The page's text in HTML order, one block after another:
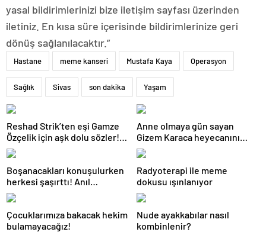
yasal bildirimlerinizi bize iletişim sayfası üzerinden
iletiniz. En kısa süre içerisinde bildirimlerinize geri
dönüş sağlanılacaktır.”
Hastane meme kanseri Mustafa Kaya Operasyon
Sağlık Sivas son dakika Yaşam
Reshad Strik’ten eşi Gamze
Özçelik için aşk dolu sözler!
“Benim cennetim…”
Anne olmaya gün sayan
Gizem Karaca heyecanını
paylaştı! “Senelerdir annelik
yapıyorum ama bu sene
farklı…”
Boşanacakları konuşulurken
herkesi şaşırttı! Anıl
Altan’dan Pelin Akil’e
duygusal Anneler Günü
mesajı
Radyoterapi ile meme
dokusu ışınlanıyor
Çocuklarımıza bakacak hekim
bulamayacağız!
Nude ayakkabılar nasıl
kombinlenir?